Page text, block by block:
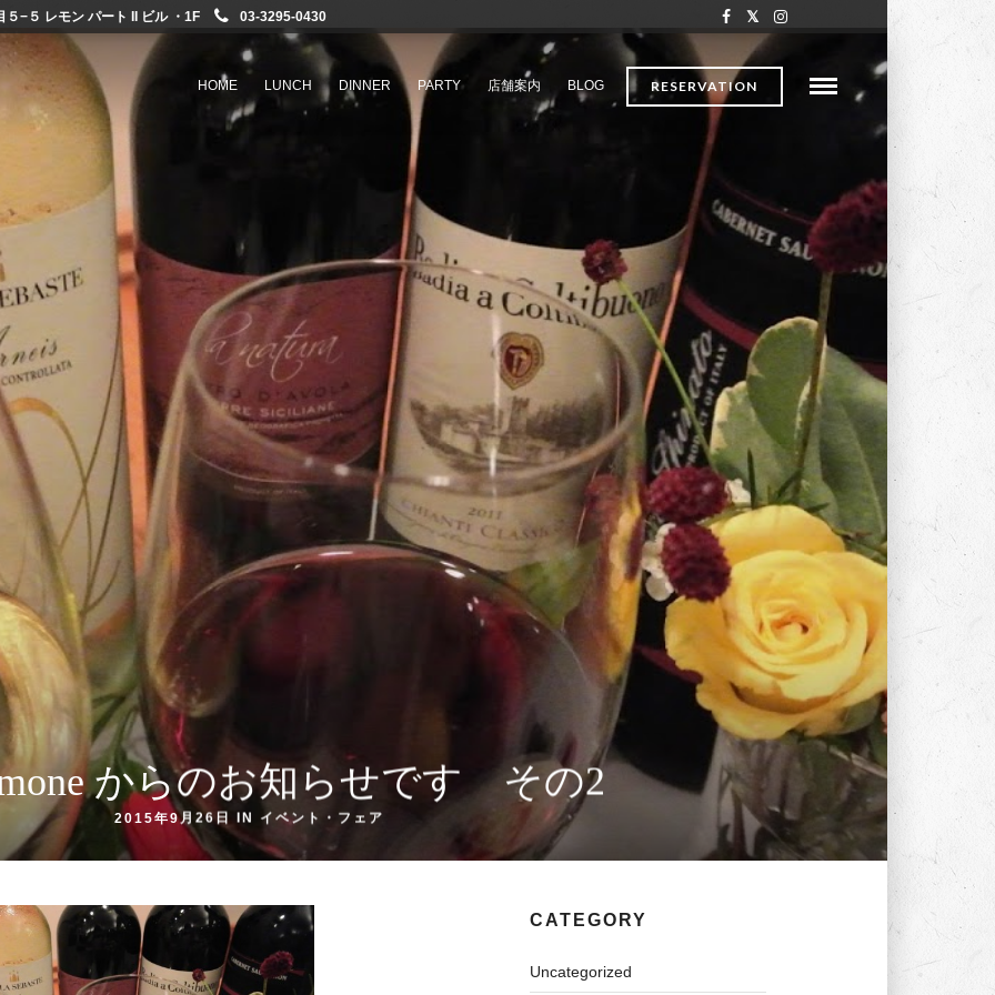
−５ レモン パート II ビル ・1F 03-3295-0430
RESERVATION
HOME LUNCH DINNER PARTY 店舗案内 BLOG
からのお知らせです その2
2015年9月26日 IN イベント・フェア
CATEGORY
Uncategorized